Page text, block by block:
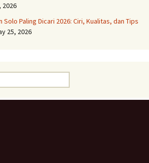
2026
Solo Paling Dicari 2026: Ciri, Kualitas, dan Tips
25, 2026